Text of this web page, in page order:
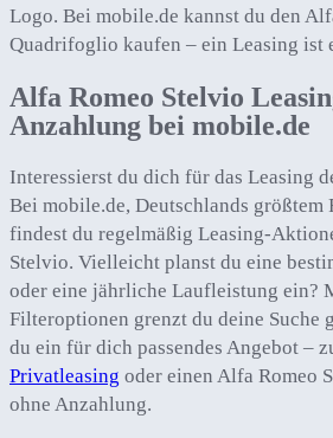
Logo. Bei mobile.de kannst du den
Quadrifoglio kaufen – ein Leasing ist
Alfa Romeo Stelvio
Anzahlung bei mobile.de
Interessierst du dich für das Leasing
Bei mobile.de, Deutschlands größtem
findest du regelmäßig Leasing-
Stelvio. Vielleicht planst du eine
oder eine jährliche Laufleistung ein?
Filteroptionen grenzt du deine Suche
du ein für dich passendes Angebot –
Privatleasing oder einen Alfa Romeo
ohne Anzahlung.